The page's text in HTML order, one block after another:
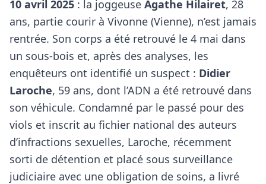
10 avril 2025 : la joggeuse Agathe Hilairet, 28
ans, partie courir à Vivonne (Vienne), n’est jamais
rentrée. Son corps a été retrouvé le 4 mai dans
un sous-bois et, après des analyses, les
enquêteurs ont identifié un suspect : Didier
Laroche, 59 ans, dont l’ADN a été retrouvé dans
son véhicule. Condamné par le passé pour des
viols et inscrit au fichier national des auteurs
d’infractions sexuelles, Laroche, récemment
sorti de détention et placé sous surveillance
judiciaire avec une obligation de soins, a livré